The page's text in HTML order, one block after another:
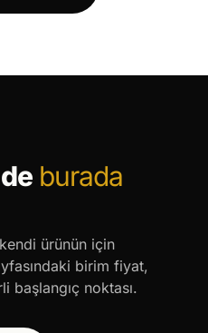
burada
ürünün için
birim fiyat,
başlangıç noktası.